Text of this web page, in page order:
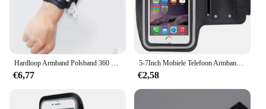
Hardloop Armband Polsband 360 ° Draaibare Telefoon Houder Fit 4.5-7 'Voor Android Ios Samsung Met Kaart Zakken Voor Hardlopen Fietsen
€6,77
5-7Inch Mobiele Telefoon Armband Outdoor Sport Smartphone Houder Gym Hardlooptelefoon Tas Arm Band Hoesjes Voor Samsung Voor Iphone Houder
€2,58